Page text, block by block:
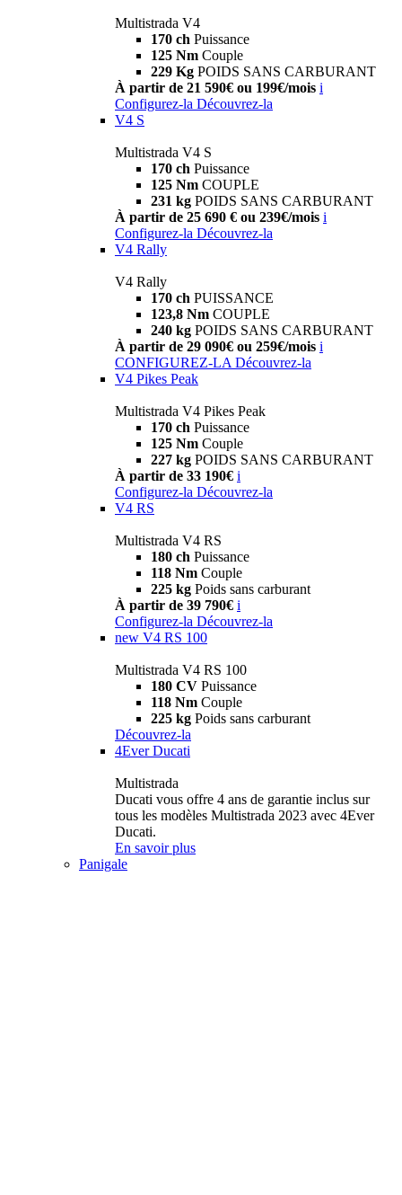
Multistrada V4
170 ch Puissance
125 Nm Couple
229 Kg POIDS SANS CARBURANT
À partir de 21 590€ ou 199€/mois i
Configurez-la Découvrez-la
V4 S
Multistrada V4 S
170 ch Puissance
125 Nm COUPLE
231 kg POIDS SANS CARBURANT
À partir de 25 690 € ou 239€/mois i
Configurez-la Découvrez-la
V4 Rally
V4 Rally
170 ch PUISSANCE
123,8 Nm COUPLE
240 kg POIDS SANS CARBURANT
À partir de 29 090€ ou 259€/mois i
CONFIGUREZ-LA Découvrez-la
V4 Pikes Peak
Multistrada V4 Pikes Peak
170 ch Puissance
125 Nm Couple
227 kg POIDS SANS CARBURANT
À partir de 33 190€ i
Configurez-la Découvrez-la
V4 RS
Multistrada V4 RS
180 ch Puissance
118 Nm Couple
225 kg Poids sans carburant
À partir de 39 790€ i
Configurez-la Découvrez-la
new V4 RS 100
Multistrada V4 RS 100
180 CV Puissance
118 Nm Couple
225 kg Poids sans carburant
Découvrez-la
4Ever Ducati
Multistrada
Ducati vous offre 4 ans de garantie inclus sur
tous les modèles Multistrada 2023 avec 4Ever
Ducati.
En savoir plus
Panigale